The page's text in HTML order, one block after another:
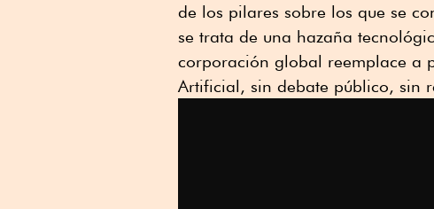
de los pilares sobre los que se
se trata de una hazaña
corporación global reemplace a
Artificial, sin debate público, sin